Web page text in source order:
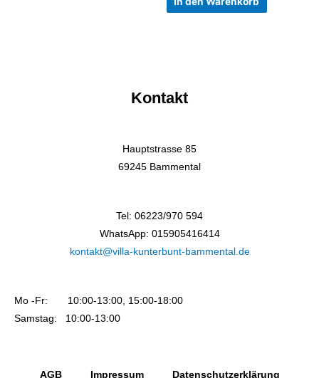
Kontakt
Hauptstrasse 85
69245 Bammental
Tel: 06223/970 594
WhatsApp: 015905416414
kontakt@villa-kunterbunt-bammental.de
Mo -Fr: 10:00-13:00, 15:00-18:00
Samstag: 10:00-13:00
AGB Impressum Datenschutzerklärung